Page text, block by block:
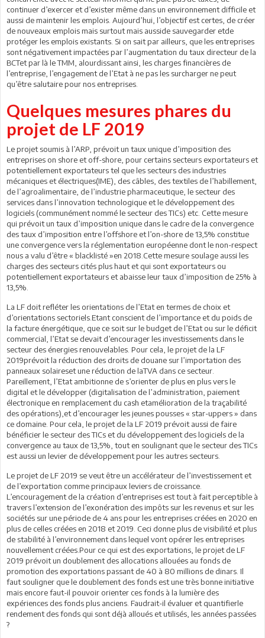
continuer d’exercer et d’exister même dans un environnement difficile et
aussi de maintenir les emplois. Aujourd’hui, l’objectif est certes, de créer
de nouveaux emplois mais surtout mais ausside sauvegarder etde
protéger les emplois existants. Si on sait par ailleurs, que les entreprises
sont négativement impactées par l’augmentation du taux directeur de la
BCTet par là le TMM, alourdissant ainsi, les charges financières de
l’entreprise, l’engagement de l’Etat à ne pas les surcharger ne peut
qu’être salutaire pour nos entreprises.
Quelques mesures phares du
projet de LF 2019
Le projet soumis à l’ARP, prévoit un taux unique d’imposition des
entreprises on shore et off-shore, pour certains secteurs exportateurs et
potentiellement exportateurs tel que les secteurs des industries
mécaniques et électriques(IME), des câbles, des textiles de l’habillement,
de l’agroalimentaire, de l’industrie pharmaceutique, le secteur des
services dans l’innovation technologique et le développement des
logiciels (communément nommé le secteur des TICs) etc. Cette mesure
qui prévoit un taux d’imposition unique dans le cadre de la convergence
des taux d’imposition entre l’offshore et l’on-shore de 13,5% constitue
une convergence vers la réglementation européenne dont le non-respect
nous a valu d’être « blacklisté »en 2018.Cette mesure soulage aussi les
charges des secteurs cités plus haut et qui sont exportateurs ou
potentiellement exportateurs et abaisse leur taux d’imposition de 25% à
13,5%.
La LF doit refléter les orientations de l’Etat en termes de choix et
d’orientations sectoriels.Etant conscient de l’importance et du poids de
la facture énergétique, que ce soit sur le budget de l’Etat ou sur le déficit
commercial, l’Etat se devait d’encourager les investissements dans le
secteur des énergies renouvelables. Pour cela, le projet de la LF
2019prévoit la réduction des droits de douane sur l’importation des
panneaux solaireset une réduction de laTVA dans ce secteur.
Pareillement, l’Etat ambitionne de s’orienter de plus en plus vers le
digital et le développer (digitalisation de l’administration, paiement
électronique en remplacement du cash etamélioration de la traçabilité
des opérations),et d’encourager les jeunes pousses « star-uppers » dans
ce domaine. Pour cela, le projet de la LF 2019 prévoit aussi de faire
bénéficier le secteur des TICs et du développement des logiciels de la
convergence au taux de 13,5%, tout en soulignant que le secteur des TICs
est aussi un levier de développement pour les autres secteurs.
Le projet de LF 2019 se veut être un accélérateur de l’investissement et
de l’exportation comme principaux leviers de croissance.
L’encouragement de la création d’entreprises est tout à fait perceptible à
travers l’extension de l’exonération des impôts sur les revenus et sur les
sociétés sur une période de 4 ans pour les entreprises créées en 2020 en
plus de celles créées en 2018 et 2019. Ceci donne plus de visibilité et plus
de stabilité à l’environnement dans lequel vont opérer les entreprises
nouvellement créées.Pour ce qui est des exportations, le projet de LF
2019 prévoit un doublement des allocations allouées au fonds de
promotion des exportations passant de 40 à 80 millions de dinars. Il
faut souligner que le doublement des fonds est une très bonne initiative
mais encore faut-il pouvoir orienter ces fonds à la lumière des
expériences des fonds plus anciens. Faudrait-il évaluer et quantifierle
rendement des fonds qui sont déjà alloués et utilisés, les années passées
?